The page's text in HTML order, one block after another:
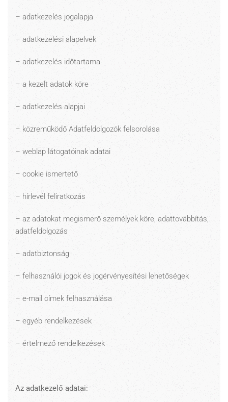
– adatkezelés jogalapja
– adatkezelési alapelvek
– adatkezelés időtartama
– a kezelt adatok köre
– adatkezelés alapjai
– közreműködő Adatfeldolgozók felsorolása
– weblap látogatóinak adatai
– cookie ismertető
– hírlevél feliratkozás
– az adatokat megismerő személyek köre, adattovábbítás,
adatfeldolgozás
– adatbiztonság
– felhasználói jogok és jogérvényesítési lehetőségek
– e-mail címek felhasználása
– egyéb rendelkezések
– értelmező rendelkezések
Az adatkezelő adatai: